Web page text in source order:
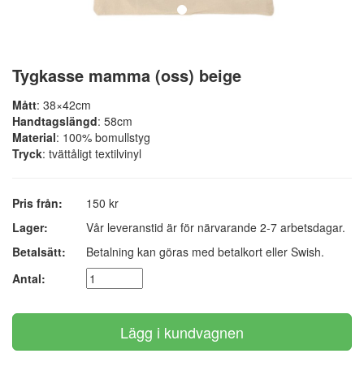
Tygkasse mamma (oss) beige
Mått: 38×42cm
Handtagslängd: 58cm
Material: 100% bomullstyg
Tryck: tvättåligt textilvinyl
Pris från:
150 kr
Lager:
Vår leveranstid är för närvarande 2-7 arbetsdagar.
Betalsätt:
Betalning kan göras med betalkort eller Swish.
Antal: